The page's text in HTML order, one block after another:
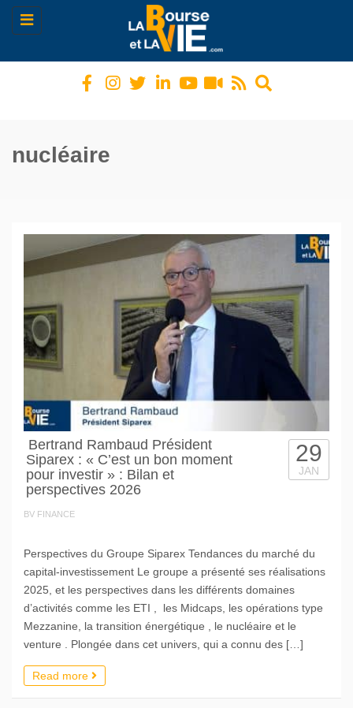
Toggle
navigation
nucléaire
Bertrand Rambaud Président
Siparex : « C’est un bon moment
pour investir » : Bilan et
perspectives 2026
BV FINANCE
29
JAN
Perspectives du Groupe Siparex Tendances du marché du
capital-investissement Le groupe a présenté ses réalisations
2025, et les perspectives dans les différents domaines
d’activités comme les ETI , les Midcaps, les opérations type
Mezzanine, la transition énergétique , le nucléaire et le
venture . Plongée dans cet univers, qui a connu des […]
Read more